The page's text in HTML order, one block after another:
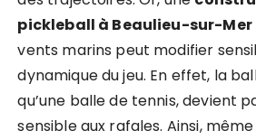
pickleball à Beaulieu-sur-Mer
vents marins peut modifier
dynamique du jeu. En effet, la
qu’une balle de tennis, devient
sensible aux rafales. Ainsi,